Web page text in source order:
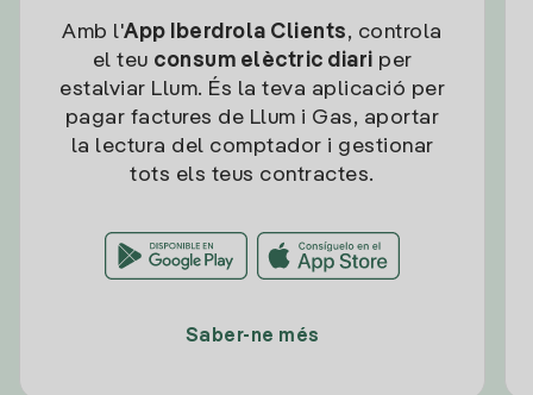
Amb l'App Iberdrola Clients, controla
el teu consum elèctric diari per
estalviar Llum. És la teva aplicació per
pagar factures de Llum i Gas, aportar
la lectura del comptador i gestionar
tots els teus contractes.
Saber-ne més